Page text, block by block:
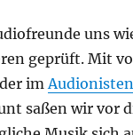
uns
geprüft. Mit
imAudionisten
saßen wir vor